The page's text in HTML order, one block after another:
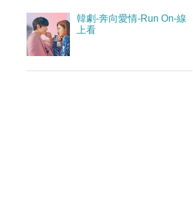
韓劇-奔向愛情-Run On-線
上看